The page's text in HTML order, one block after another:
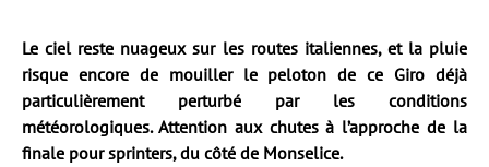
Le ciel reste nuageux sur les routes italiennes, et la pluie
risque encore de mouiller le peloton de ce Giro déjà
particulièrement perturbé par les conditions
météorologiques. Attention aux chutes à l’approche de la
finale pour sprinters, du côté de Monselice.